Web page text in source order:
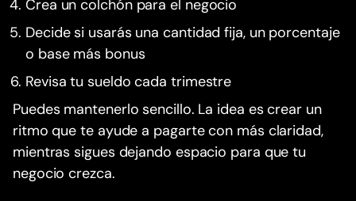
Crea un colchón para el negocio
Decide si usarás una cantidad fija, un porcentaje
o base más bonus
Revisa tu sueldo cada trimestre
Puedes mantenerlo sencillo. La idea es crear un
ritmo que te ayude a pagarte con más claridad,
mientras sigues dejando espacio para que tu
negocio crezca.